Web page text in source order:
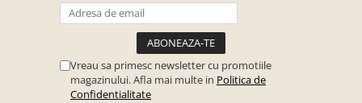
Paturi supraetajateVreau sa primesc newsletter cu promotiile
magazinului. Afla mai multe in Politica de
Confidentialitate